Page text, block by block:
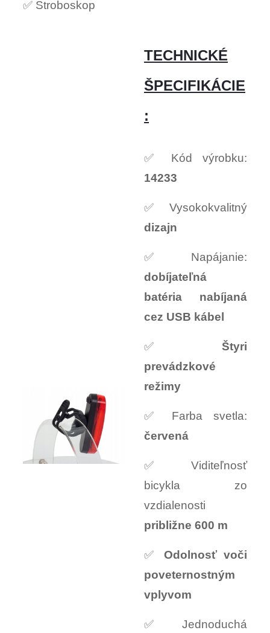
✅ Stroboskop
TECHNICKÉ
ŠPECIFIKÁCIE
:
✅ Kód výrobku:
14233
✅ Vysokokvalitný
dizajn
✅ Napájanie:
dobíjateľná
batéria nabíjaná
cez USB kábel
✅ Štyri
prevádzkové
režimy
✅ Farba svetla:
červená
✅ Viditeľnosť
bicykla zo
vzdialenosti
približne 600 m
✅ Odolnosť voči
poveternostným
vplyvom
✅ Jednoduchá